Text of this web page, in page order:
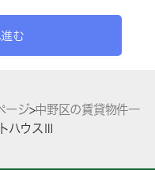
む
ージ>中野区の賃貸物件一
ハウスⅢ